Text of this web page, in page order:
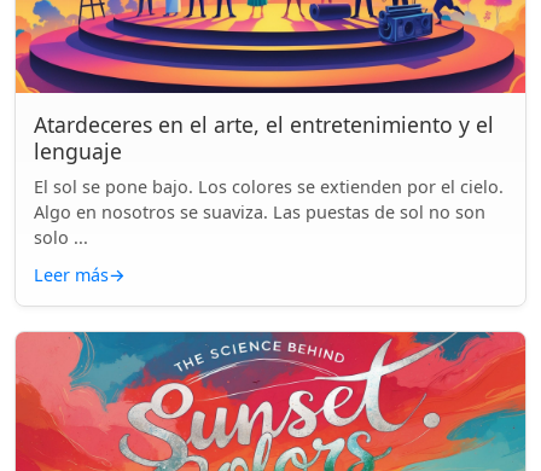
Atardeceres en el arte, el entretenimiento y el
lenguaje
El sol se pone bajo. Los colores se extienden por el cielo.
Algo en nosotros se suaviza. Las puestas de sol no son
solo ...
Leer más→